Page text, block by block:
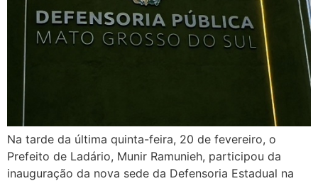
Na tarde da última quinta-feira, 20 de fevereiro, o
Prefeito de Ladário, Munir Ramunieh, participou da
inauguração da nova sede da Defensoria Estadual na